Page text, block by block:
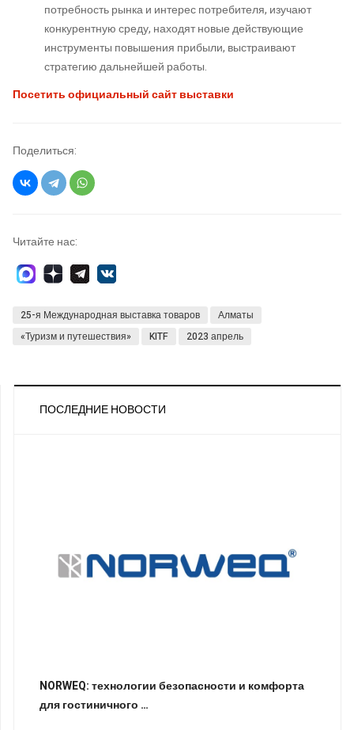
потребность рынка и интерес потребителя, изучают
конкурентную среду, находят новые действующие
инструменты повышения прибыли, выстраивают
стратегию дальнейшей работы.
Посетить официальный сайт выставки
Поделиться:
Читайте нас:
25-я Международная выставка товаров
Алматы
«Туризм и путешествия»
KITF 2023 апрель
ПОСЛЕДНИЕ НОВОСТИ
NORWEQ: технологии безопасности и комфорта
для гостиничного …